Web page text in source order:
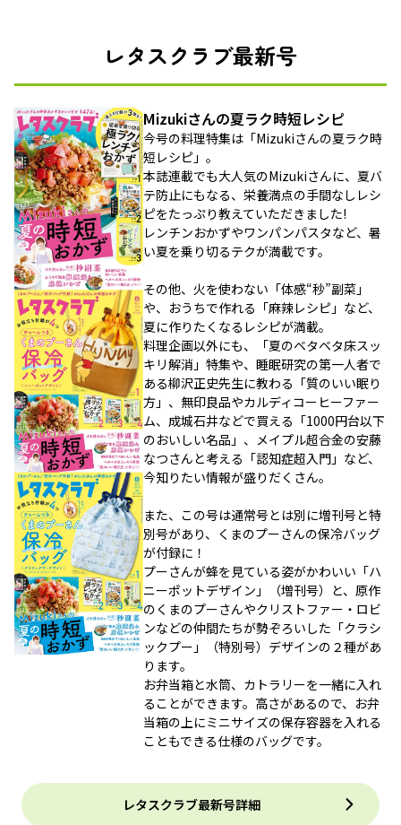
レタスクラブ最新号
Mizukiさんの夏ラク時短レシピ
今号の料理特集は「Mizukiさんの夏ラク時
短レシピ」。
本誌連載でも大人気のMizukiさんに、夏バ
テ防止にもなる、栄養満点の手間なしレシ
ピをたっぷり教えていただきました!
レンチンおかずやワンパンパスタなど、暑
い夏を乗り切るテクが満載です。
その他、火を使わない「体感“秒”副菜」
や、おうちで作れる「麻辣レシピ」など、
夏に作りたくなるレシピが満載。
料理企画以外にも、「夏のベタベタ床スッ
キリ解消」特集や、睡眠研究の第一人者で
ある柳沢正史先生に教わる「質のいい眠り
方」、無印良品やカルディコーヒーファー
ム、成城石井などで買える「1000円台以下
のおいしい名品」、メイプル超合金の安藤
なつさんと考える「認知症超入門」など、
今知りたい情報が盛りだくさん。
また、この号は通常号とは別に増刊号と特
別号があり、くまのプーさんの保冷バッグ
が付録に！
プーさんが蜂を見ている姿がかわいい「ハ
ニーポットデザイン」（増刊号）と、原作
のくまのプーさんやクリストファー・ロビ
ンなどの仲間たちが勢ぞろいした「クラシ
ックプー」（特別号）デザインの２種があ
ります。
お弁当箱と水筒、カトラリーを一緒に入れ
ることができます。高さがあるので、お弁
当箱の上にミニサイズの保存容器を入れる
こともできる仕様のバッグです。
レタスクラブ最新号詳細